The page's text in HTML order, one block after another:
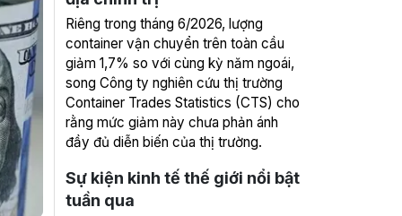
Riêng trong tháng 6/2026, lượng
container vận chuyển trên toàn cầu
giảm 1,7% so với cùng kỳ năm ngoái,
song Công ty nghiên cứu thị trường
Container Trades Statistics (CTS) cho
rằng mức giảm này chưa phản ánh
đầy đủ diễn biến của thị trường.
Sự kiện kinh tế thế giới nổi bật
tuần qua